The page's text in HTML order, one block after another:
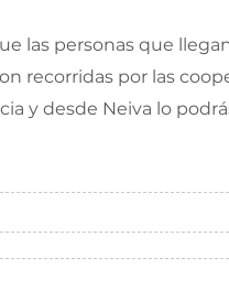
las personas que
recorridas por las
y desde Neiva lo